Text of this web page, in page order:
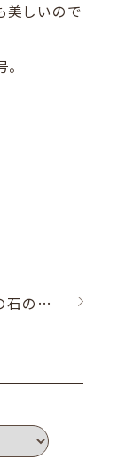
美しいので
たくさんの石のペンダント